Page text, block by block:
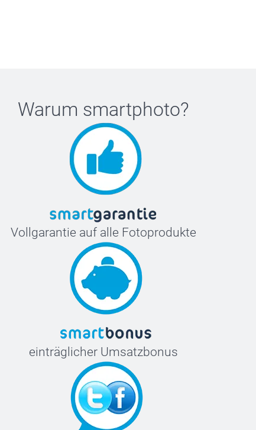
Warum smartphoto?
Vollgarantie auf alle Fotoprodukte
einträglicher Umsatzbonus